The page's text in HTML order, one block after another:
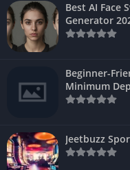
Best AI Face
Generator
Beginner-
Minimum
Jeetbuzz